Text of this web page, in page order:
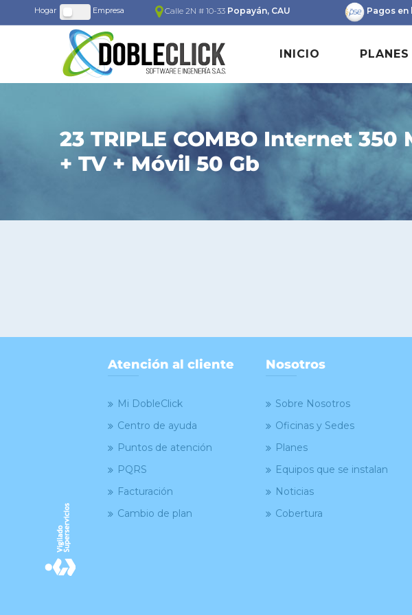
Calle 2N # 10-33 Popayán, CAU Pagos en
INICIO PLANES
23 TRIPLE COMBO Internet 350
+ TV + Móvil 50 Gb
Atención al cliente
Mi DobleClick
Centro de ayuda
Puntos de atención
PQRS
Facturación
Cambio de plan
Nosotros
Sobre Nosotros
Oficinas y Sedes
Planes
Equipos que se instalan
Noticias
Cobertura